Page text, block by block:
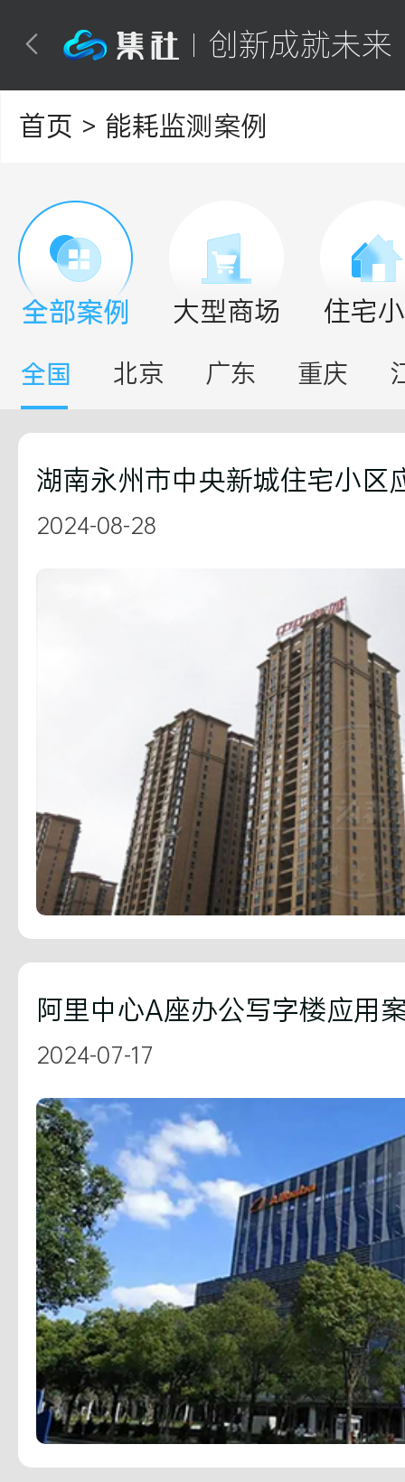
创新成就未来

首页 > 能耗监测案例
全部案例 大型商场 住宅
全国 北京 广东 重庆
湖南永州市中央新城住宅小区
2024-08-28
阿里中心A座办公写字楼应用
2024-07-17